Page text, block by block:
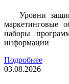
Уровни
маркетинговые
наборы
информации
Подробнее
03.08.2026